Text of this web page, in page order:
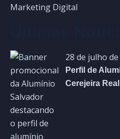
Marketing Digital
28 de julho de
Perfil de
Cerejeira